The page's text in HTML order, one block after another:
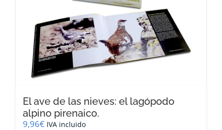
El ave de las nieves: el lagópodo
alpino pirenaico.
9,96€ IVA incluido